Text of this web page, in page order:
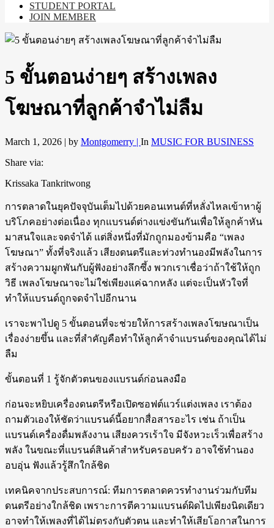
STUDENT PORTAL
JOIN MEMBER
5 ขั้นตอนง่ายๆ สร้างเพลง
โฆษณาที่ลูกค้าจำไม่ลืม
March 1, 2026 | by Montgomerry | In MUSIC FOR BUSINESS
Share via:
Krissaka Tankritwong
การตลาดในยุคปัจจุบันเต็มไปด้วยคอนเทนต์ที่หลั่งไหลเข้าหาผู้
บริโภคอย่างต่อเนื่อง ทุกแบรนด์ต่างแข่งขันกันเพื่อให้ลูกค้าหัน
มาสนใจและจดจำได้ แต่สิ่งหนึ่งที่มักถูกมองข้ามคือ “เพลง
โฆษณา” ทั้งที่จริงแล้ว เสียงดนตรีและท่วงทำนองมีพลังในการ
สร้างความผูกพันกับผู้ฟังอย่างลึกซึ้ง พวกเราเชื่อว่าถ้าใช้ให้ถูก
วิธี เพลงโฆษณาจะไม่ใช่เพียงแค่ฉากหลัง แต่จะเป็นหัวใจที่
ทำให้แบรนด์ถูกจดจำไปอีกนาน
เราจะพาไปดู 5 ขั้นตอนที่จะช่วยให้การสร้างเพลงโฆษณาเป็น
เรื่องง่ายขึ้น และที่สำคัญคือทำให้ลูกค้าจำแบรนด์ของคุณได้ไม่
ลืม
ขั้นตอนที่ 1 รู้จักตัวตนของแบรนด์ก่อนลงมือ
ก่อนจะหยิบเครื่องดนตรีหรือเปิดซอฟต์แวร์แต่งเพลง เราต้อง
ถามตัวเองให้ชัดว่าแบรนด์นี้อยากสื่อสารอะไร เช่น ถ้าเป็น
แบรนด์เครื่องดื่มพลังงาน เสียงควรเร้าใจ มีจังหวะเร็วเพื่อสร้าง
พลัง ในขณะที่แบรนด์สินค้าสำหรับครอบครัว อาจใช้ทำนอง
อบอุ่น ฟังแล้วรู้สึกใกล้ชิด
เทคนิคจากประสบการณ์: ทีมการตลาดควรทำงานร่วมกับทีม
ดนตรีอย่างใกล้ชิด เพราะการตีความแบรนด์ผิดไปเพียงนิดเดียว
อาจทำให้เพลงที่ได้ไม่ตรงกับตัวตน และทำให้เสียโอกาสในการ